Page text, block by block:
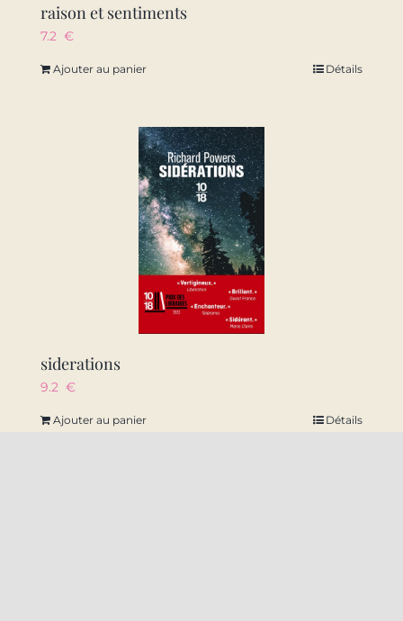
raison et sentiments
7.2 €
Ajouter au panier Détails
siderations
9.2 €
Ajouter au panier Détails